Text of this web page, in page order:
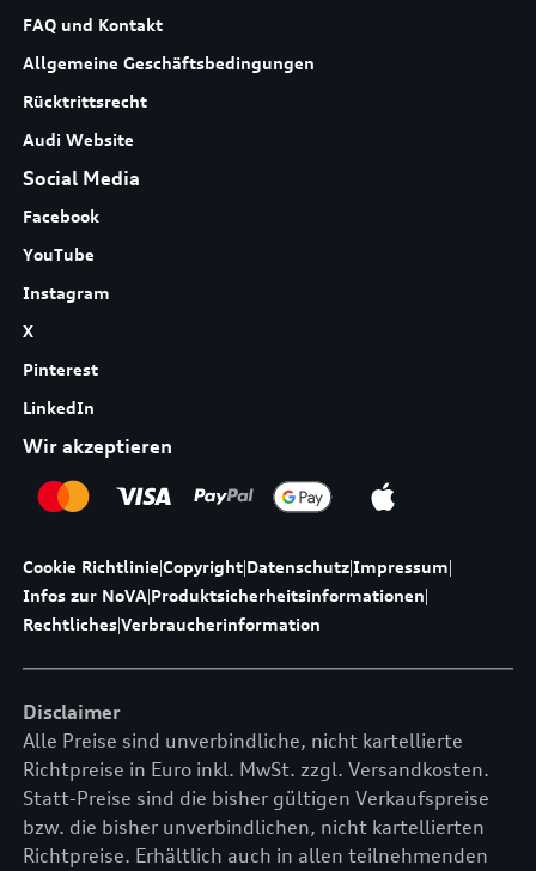
FAQ und Kontakt
Allgemeine Geschäftsbedingungen
Rücktrittsrecht
Audi Website
Social Media
Facebook
YouTube
Instagram
X
Pinterest
LinkedIn
Wir akzeptieren
Cookie Richtlinie|Copyright|Datenschutz|Impressum|
Infos zur NoVA|Produktsicherheitsinformationen|
Rechtliches|Verbraucherinformation
Disclaimer
Alle Preise sind unverbindliche, nicht kartellierte
Richtpreise in Euro inkl. MwSt. zzgl. Versandkosten.
Statt-Preise sind die bisher gültigen Verkaufspreise
bzw. die bisher unverbindlichen, nicht kartellierten
Richtpreise. Erhältlich auch in allen teilnehmenden